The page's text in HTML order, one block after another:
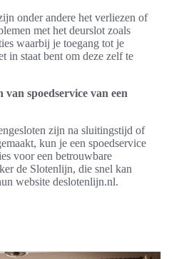
onder andere het verliezen of
met het deurslot zoals
waarbij je toegang tot je
in staat bent om deze zelf te
spoedservice van een
zijn na sluitingstijd of
kun je een spoedservice
voor een betrouwbare
de Slotenlijn, die snel kan
website deslotenlijn.nl.